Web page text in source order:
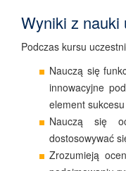
Wyniki z nauki
Podczas kursu
Nauczą się
innowacyjne
element
Nauczą się
dostosowywać
Zrozumieją